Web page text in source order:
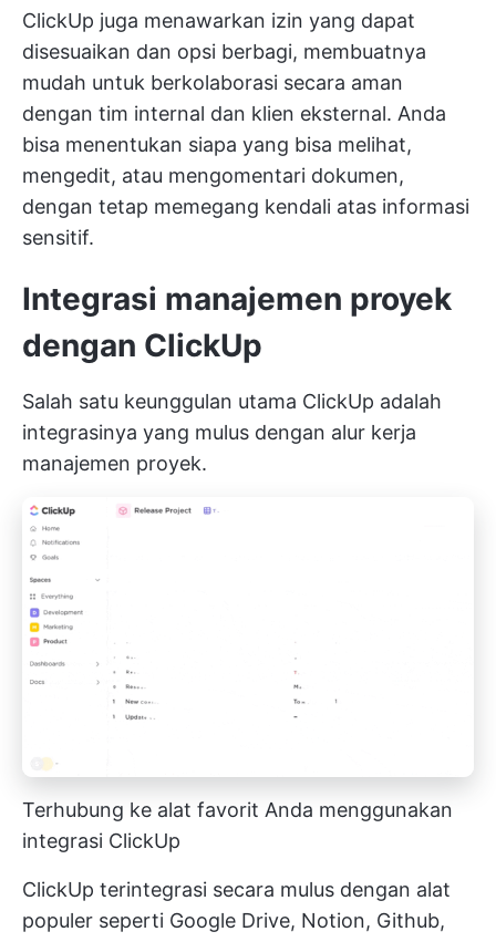
ClickUp juga menawarkan izin yang dapat
disesuaikan dan opsi berbagi, membuatnya
mudah untuk berkolaborasi secara aman
dengan tim internal dan klien eksternal. Anda
bisa menentukan siapa yang bisa melihat,
mengedit, atau mengomentari dokumen,
dengan tetap memegang kendali atas informasi
sensitif.
Integrasi manajemen proyek
dengan ClickUp
Salah satu keunggulan utama ClickUp adalah
integrasinya yang mulus dengan alur kerja
manajemen proyek.
Terhubung ke alat favorit Anda menggunakan
integrasi ClickUp
ClickUp terintegrasi secara mulus dengan alat
populer seperti Google Drive, Notion, Github,